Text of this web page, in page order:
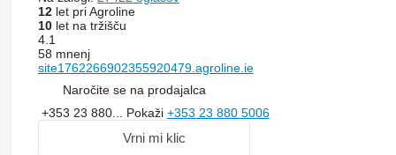
12let pri Agroline
10let na tržišču
4.1
58 mnenj
site1762266902355920479.agroline.ie
Naročite se na prodajalca
+353 23 880... Pokaži +353 23 880 5006
Vrni mi klic